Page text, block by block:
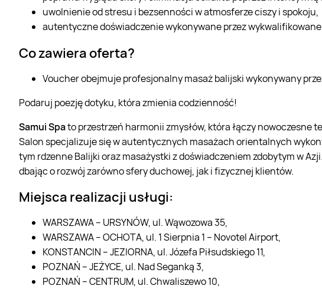
uwolnienie od stresu i bezsenności w atmosferze ciszy i spokoju,
autentyczne doświadczenie wykonywane przez
Co zawiera oferta?
Voucher obejmuje profesjonalny masaż balijski wykonywany
Podaruj poezję dotyku, która zmienia codzienność!
Samui Spato przestrzeń harmonii zmysłów, która łączy nowoczesne
Salon specjalizuje się w autentycznych masażach orientalnych
tym rdzenne Balijki oraz masażystki z doświadczeniem zdobytym w
dbając o rozwój zarówno sfery duchowej, jak i fizycznej klientów.
Miejsca realizacji usługi:
WARSZAWA – URSYNÓW, ul. Wąwozowa 35,
WARSZAWA – OCHOTA, ul. 1 Sierpnia 1 – Novotel Airport,
KONSTANCIN – JEZIORNA, ul. Józefa Piłsudskiego 11,
POZNAŃ – JEŻYCE, ul. Nad Seganką 3,
POZNAŃ – CENTRUM, ul. Chwaliszewo 10,